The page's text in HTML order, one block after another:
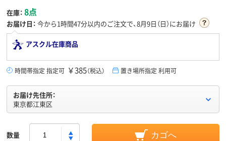
在庫： 8点
お届け日： 今から1時間47分以内のご注文で、8月9日（日）にお届け
アスクル在庫商品
時間帯指定 指定可 ￥385（税込） 置き場所指定 利用可
お届け先住所：
東京都江東区
数量 カゴへ